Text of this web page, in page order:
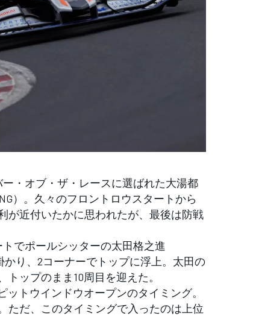
・オブ・ザ・レースに選ばれた大湯都
）。久々のフロントロウスタートから
が近付いたかに思われたが、最後は防戦
でポールシッターの太田格之進
掛かり、2コーナーでトップに浮上。太田の
ップのまま10周目を迎えた。
トウインドウオープンのタイミング。
ただ、このタイミングで入ったのは上位